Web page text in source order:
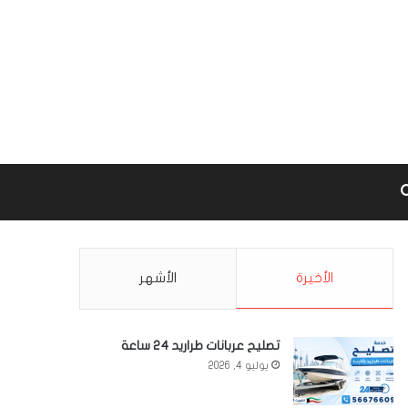
Google
بحث عن
الأخيرة الأشهر
تصليح عربانات طراريد 24 ساعة
يوليو 4, 2026